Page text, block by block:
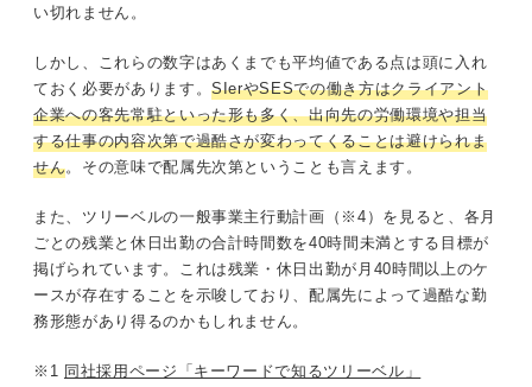
い切れません。
しかし、これらの数字はあくまでも平均値である点は頭に入れ
ておく必要があります。SIerやSESでの働き方はクライアント
企業への客先常駐といった形も多く、出向先の労働環境や担当
する仕事の内容次第で過酷さが変わってくることは避けられま
せん。その意味で配属先次第ということも言えます。
また、ツリーベルの一般事業主行動計画（※4）を見ると、各月
ごとの残業と休日出勤の合計時間数を40時間未満とする目標が
掲げられています。これは残業・休日出勤が月40時間以上のケ
ースが存在することを示唆しており、配属先によって過酷な勤
務形態があり得るのかもしれません。
※1 同社採用ページ「キーワードで知るツリーベル」